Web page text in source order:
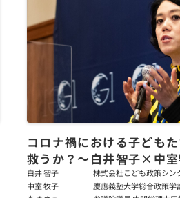
コロナ禍における子ども
救うか？～白井智子×中
×駒崎弘樹
白井 智子
株式会社こども政策シン
中室 牧子
慶應義塾大学総合政策学